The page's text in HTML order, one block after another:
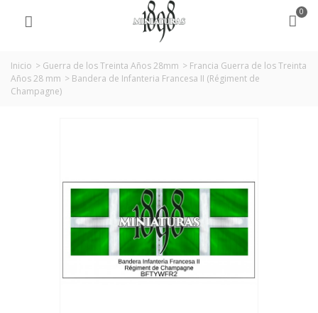
0
Inicio > Guerra de los Treinta Años 28mm > Francia Guerra de los Treinta
Años 28 mm > Bandera de Infanteria Francesa II (Régiment de
Champagne)